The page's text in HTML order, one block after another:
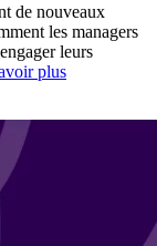
de nouveaux
les managers
leurs
plus